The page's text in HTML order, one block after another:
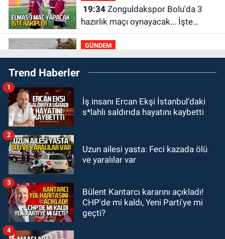
19:34Zonguldakspor Bolu'da 3
hazırlık maçı oynayacak... İşte
rakipler...
GÜNDEM
19:27Çaycuma ırmağında görüldü:
Görenler şaşkınlık yaşadı
19:12
18:52Zonguldak'ta pitbul köpek
GÜNDEM
18:44Zonguldak'ta araç yayaya
çarptı: Ağır yaralanan yaya tedavi
Trend Haberler
İş insanı Ercan Ekşi İstanbul’daki
s*lahlı saldırıda hayatını kaybetti
1
Uzun ailesi yasta: Feci kazada ölü
ve yaralılar var
2
Bülent Kantarcı kararını açıkladı!
CHP'de mi kaldı, Yeni Parti'ye mi
geçti?
3
4